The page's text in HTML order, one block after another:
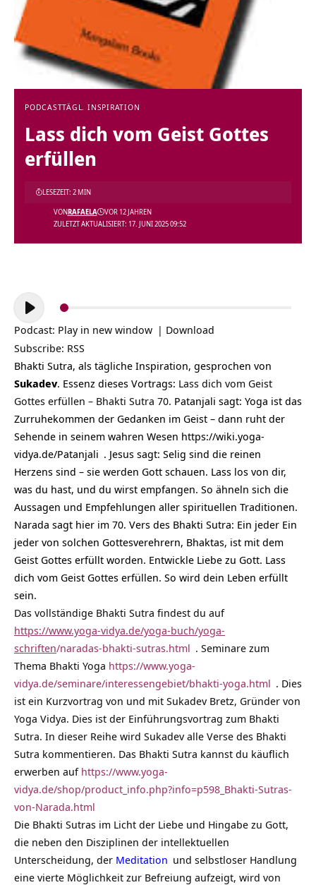
PODCASTTÄGL. INSPIRATION
Lass dich vom Geist Gottes
erfüllen
ZULETZT AKTUALISIERT: 17. JUNI 2025 09:52
VONRAFAELA VOR 12 JAHREN
LESEZEIT: 2 MIN
Audio-
Player
Podcast: Play in new window | Download
Subscribe: RSS
Bhakti Sutra, als tägliche Inspiration, gesprochen von
Sukadev. Essenz dieses Vortrags: Lass dich vom Geist
Gottes erfüllen – Bhakti Sutra 70. Patanjali sagt: Yoga ist das
Zurruhekommen der Gedanken im Geist – dann ruht der
Sehende in seinem wahren Wesen https://wiki.yoga-
vidya.de/Patanjali . Jesus sagt: Selig sind die reinen
Herzens sind – sie werden Gott schauen. Lass los von dir,
was du hast, und du wirst empfangen. So ähneln sich die
Aussagen und Empfehlungen aller spirituellen Traditionen.
Narada sagt hier im 70. Vers des Bhakti Sutra: Ein jeder Ein
jeder von solchen Gottesverehrern, Bhaktas, ist mit dem
Geist Gottes erfüllt worden. Entwickle Liebe zu Gott. Lass
dich vom Geist Gottes erfüllen. So wird dein Leben erfüllt
sein.
Das vollständige Bhakti Sutra findest du auf
https://www.yoga-vidya.de/yoga-buch/yoga-
schriften/naradas-bhakti-sutras.html . Seminare zum
Thema Bhakti Yoga https://www.yoga-
vidya.de/seminare/interessengebiet/bhakti-yoga.html . Dies
ist ein Kurzvortrag von und mit Sukadev Bretz, Gründer von
Yoga Vidya. Dies ist der Einführungsvortrag zum Bhakti
Sutra. In dieser Reihe wird Sukadev alle Verse des Bhakti
Sutra kommentieren. Das Bhakti Sutra kannst du käuflich
erwerben auf https://www.yoga-
vidya.de/shop/product_info.php?info=p598_Bhakti-Sutras-
von-Narada.html
Die Bhakti Sutras im Licht der Liebe und Hingabe zu Gott,
die neben den Disziplinen der intellektuellen
Unterscheidung, der Meditation und selbstloser Handlung
eine vierte Möglichkeit zur Befreiung aufzeigt, wird von